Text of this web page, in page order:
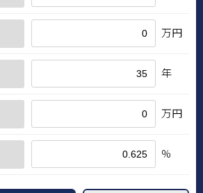
万円
年
万円
%